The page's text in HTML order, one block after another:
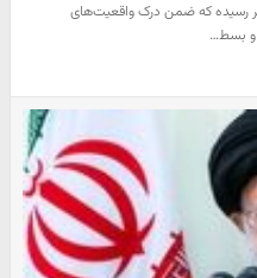
رسیده که ضمن درک واقعیت‌های
و بسط…